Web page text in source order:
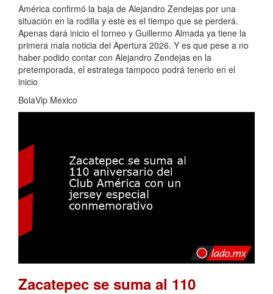
América confirmó la baja de Alejandro Zendejas por una
situación en la rodilla y este es el tiempo que se perderá.
Apenas dará inicio el torneo y Guillermo Almada ya tiene la
primera mala noticia del Apertura 2026. Y es que pese a no
haber podido contar con Alejandro Zendejas en la
pretemporada, el estratega tampoco podrá tenerlo en el
inicio
BolaVip Mexico
Zacatepec se suma al 110